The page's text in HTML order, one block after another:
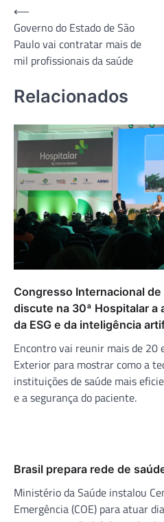
Navegação
de
Post
⟵
Governo do Estado de São
Paulo vai contratar mais de
mil profissionais da saúde
Relacionados
Congresso Internacional de
discute na 30ª Hospitalar a
da ESG e da inteligência
Encontro vai reunir mais de 20
Exterior para mostrar como a
instituições de saúde mais
e a segurança do paciente.
Brasil prepara rede de
Ministério da Saúde instalou
Emergência (COE) para atuar